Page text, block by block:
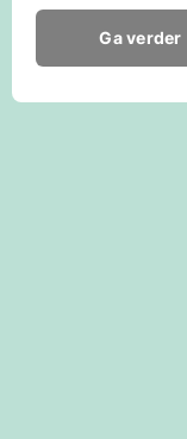
Ga verder